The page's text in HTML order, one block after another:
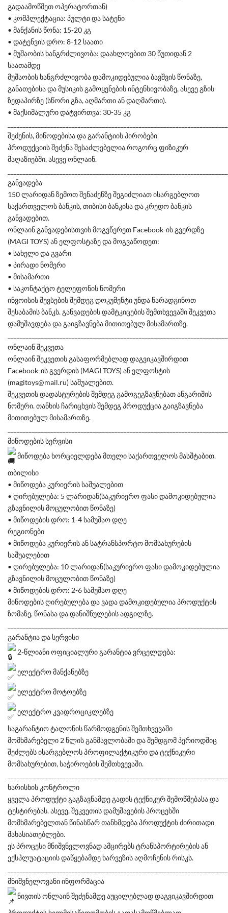
გადაამოწმეთ ოპერატორთან)
• კომპლექტაცია: პულტი და სატენი
• მანქანის წონა: 15-20 კგ
• დატენვის დრო: 8-12 საათი
• მუშაობის ხანგრძლივობა: დაახლოებით 30 წუთიდან 2
საათამდე
მუშაობის ხანგრძლივობა დამოკიდებულია ბავშვის წონაზე,
განათებისა და მუსიკის გამოყენების ინტენსივობაზე, ასევე გზის
ზედაპირზე (სწორი გზა, აღმართი ან დაღმართი).
• მაქსიმალური დატვირთვა: 30-35 კგ
შეძენის, მიწოდებისა და გარანტიის პირობები
პროდუქციის შეძენა შესაძლებელია როგორც ფიზიკურ
მაღაზიებში, ასევე ონლაინ.
განვადება
150 ლარიდან ზემოთ შენაძენზე შეგიძლიათ ისარგებლოთ
საქართველოს ბანკის, თიბისი ბანკისა და კრედო ბანკის
განვადებით.
ონლაინ განვადებისთვის მოგვწერეთ Facebook-ის გვერდზე
(MAGI TOYS) ან ელფოსტაზე და მოგვაწოდეთ:
• სახელი და გვარი
• პირადი ნომერი
• მისამართი
• საკონტაქტო ტელეფონის ნომერი
ინვოისის შევსების შემდეგ დოკუმენტი უნდა წარადგინოთ
შესაბამის ბანკს. განვადების დამტკიცების შემთხვევაში შეკვეთა
დამუშავდება და გაიგზავნება მითითებულ მისამართზე.
ონლაინ შეკვეთა
ონლაინ შეკვეთის გასაფორმებლად დაგვიკავშირდით
Facebook-ის გვერდის (MAGI TOYS) ან ელფოსტის
(magitoys@mail.ru) საშუალებით.
შეკვეთის დადასტურების შემდეგ გამოგეგზავნებათ ანგარიშის
ნომერი. თანხის ჩარიცხვის შემდეგ პროდუქცია გაიგზავნება
მითითებულ მისამართზე.
მიწოდების სერვისი
მიწოდება ხორციელდება მთელი საქართველოს მასშტაბით.
თბილისი
• მიწოდება კურიერის საშუალებით
• ღირებულება: 5 ლარიდან(საკურიერო ფასი დამოკიდებულია
გზავნილის მოცულობით წონაზე)
• მიწოდების დრო: 1-4 სამუშაო დღე
რეგიონები
• მიწოდება კურიერის ან სატრანსპორტო მომსახურების
საშუალებით
• ღირებულება: 10 ლარიდან(საკურიერო ფასი დამოკიდებულია
გზავნილის მოცულობით წონაზე)
• მიწოდების დრო: 2-6 სამუშაო დღე
მიწოდების ღირებულება და ვადა დამოკიდებულია პროდუქტის
ზომაზე, წონასა და დანიშნულების ადგილზე.
გარანტია და სერვისი
2-წლიანი ოფიციალური გარანტია ვრცელდება:
ელექტრო მანქანებზე
ელექტრო მოტოებზე
ელექტრო კვადროციკლებზე
საგარანტიო ტალონის წარმოდგენის შემთხვევაში
მომხმარებელი 2 წლის განმავლობაში და შემდგომ პერიოდშიც
შეძლებს ისარგებლოს პროფილაქტიკური და ტექნიკური
მომსახურებით, საჭიროების შემთხვევაში.
ხარისხის კონტროლი
ყველა პროდუქტი გაგზავნამდე გადის ტექნიკურ შემოწმებასა და
ტესტირებას. ასევე, შეკვეთის დამუშავების პროცესში
მომხმარებელთან წინასწარ თანხმდება პროდუქტის ძირითადი
მახასიათებლები.
ეს პროცესი მნიშვნელოვნად ამცირებს ტრანსპორტირების ან
ექსპლუატაციის დაწყებამდე ხარვეზის აღმოჩენის რისკს.
მნიშვნელოვანი ინფორმაცია
ნივთის ონლაინ შეძენამდე აუცილებლად დაგვიკავშირდით